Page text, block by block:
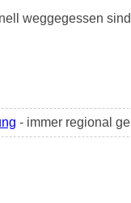
weggegessen
- immer regional